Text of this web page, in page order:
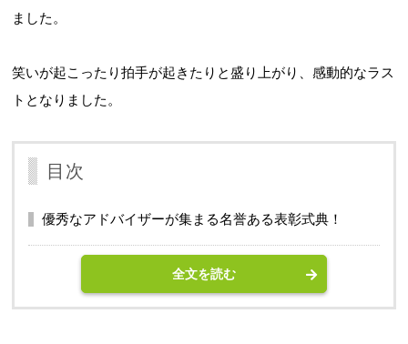
ました。
笑いが起こったり拍手が起きたりと盛り上がり、感動的なラス
トとなりました。
目次
優秀なアドバイザーが集まる名誉ある表彰式典！
全文を読む